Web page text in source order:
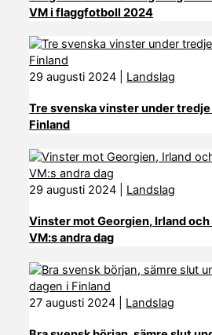
VM i flaggfotboll 2024
29 augusti 2024 Landslag
Tre svenska vinster under tredje
Finland
29 augusti 2024 Landslag
Vinster mot Georgien, Irland
VM:s andra dag
27 augusti 2024 Landslag